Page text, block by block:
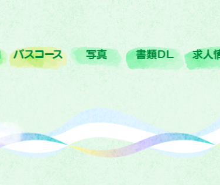
入園案内 ﾊﾞｽｺｰｽ 写真 書類DL